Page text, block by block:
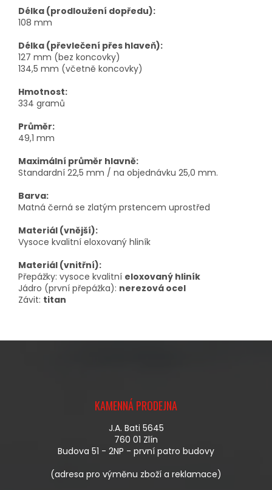
Délka (prodloužení dopředu):
108 mm
Délka (převlečení přes hlaveň):
127 mm (bez koncovky)
134,5 mm (včetně koncovky)
Hmotnost:
334 gramů
Průměr:
49,1 mm
Maximální průměr hlavně:
Standardní 22,5 mm / na objednávku 25,0 mm.
Barva:
Matná černá se zlatým prstencem uprostřed
Materiál (vnější):
Vysoce kvalitní eloxovaný hliník
Materiál (vnitřní):
Přepážky: vysoce kvalitní eloxovaný hliník
Jádro (první přepážka): nerezová ocel
Závit: titan
KAMENNÁ PRODEJNA
J.A. Bati 5645
760 01 Zlín
Budova 51 - 2NP - první patro budovy
(adresa pro výměnu zboží a reklamace)